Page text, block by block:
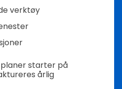
verktøy
starter på
årlig